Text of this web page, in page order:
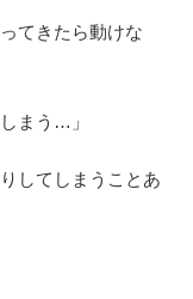
てきたら動けな
まう…」
してしまうことあ